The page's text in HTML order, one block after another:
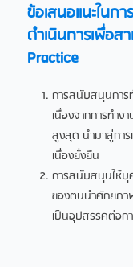
ข้อเสนอแนะในก
ดำเนินการเพื่อส
Practice
การสนับสนุนการ
เนื่องจากการทำ
สูงสุด นำมาสู่กา
เนื่องยั่งยืน
การสนับสนุนให้บุ
ของตนนำศักยภา
เป็นอุปสรรคต่อก